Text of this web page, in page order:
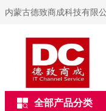
内蒙古德致商成科技有限
全部产品分类